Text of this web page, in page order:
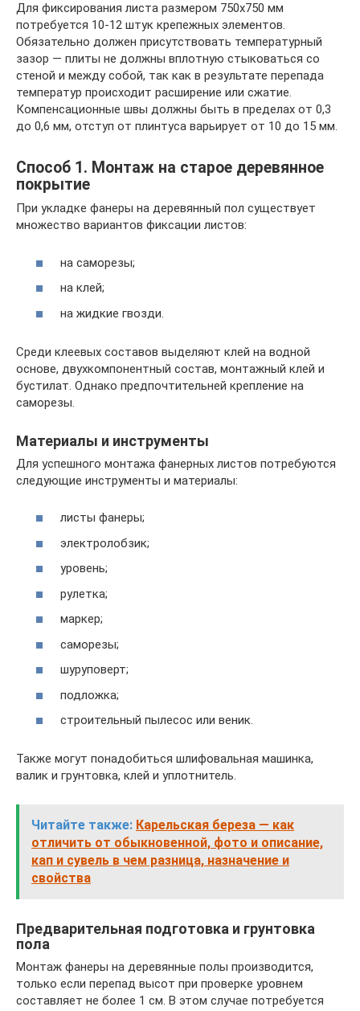
Для фиксирования листа размером 750х750 мм
потребуется 10-12 штук крепежных элементов.
Обязательно должен присутствовать температурный
зазор — плиты не должны вплотную стыковаться со
стеной и между собой, так как в результате перепада
температур происходит расширение или сжатие.
Компенсационные швы должны быть в пределах от 0,3
до 0,6 мм, отступ от плинтуса варьирует от 10 до 15 мм.
Способ 1. Монтаж на старое деревянное
покрытие
При укладке фанеры на деревянный пол существует
множество вариантов фиксации листов:
на саморезы;
на клей;
на жидкие гвозди.
Среди клеевых составов выделяют клей на водной
основе, двухкомпонентный состав, монтажный клей и
бустилат. Однако предпочтительней крепление на
саморезы.
Материалы и инструменты
Для успешного монтажа фанерных листов потребуются
следующие инструменты и материалы:
листы фанеры;
электролобзик;
уровень;
рулетка;
маркер;
саморезы;
шуруповерт;
подложка;
строительный пылесос или веник.
Также могут понадобиться шлифовальная машинка,
валик и грунтовка, клей и уплотнитель.
Читайте также: Карельская береза — как
отличить от обыкновенной, фото и описание,
кап и сувель в чем разница, назначение и
свойства
Предварительная подготовка и грунтовка
пола
Монтаж фанеры на деревянные полы производится,
только если перепад высот при проверке уровнем
составляет не более 1 см. В этом случае потребуется